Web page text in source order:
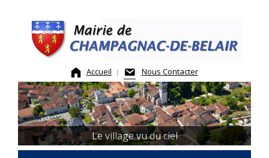
content
Accueil Nous Contacter
Le village vu du ciel